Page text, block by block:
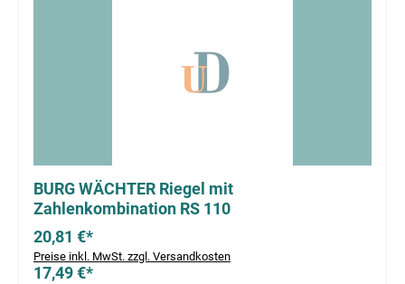
BURG WÄCHTER Riegel mit
Zahlenkombination RS 110
20,81 €*
Preise inkl. MwSt. zzgl. Versandkosten
17,49 €*